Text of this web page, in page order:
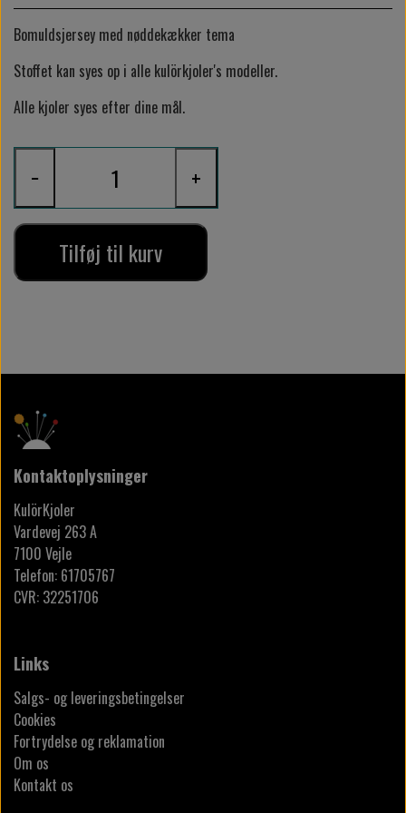
Bomuldsjersey med nøddekækker tema
Stoffet kan syes op i alle kulörkjoler's modeller.
Alle kjoler syes efter dine mål.
− +
Tilføj til kurv
Kontaktoplysninger
KulörKjoler
Vardevej 263 A
7100 Vejle
Telefon: 61705767
CVR: 32251706
Links
Salgs- og leveringsbetingelser
Cookies
Fortrydelse og reklamation
Om os
Kontakt os